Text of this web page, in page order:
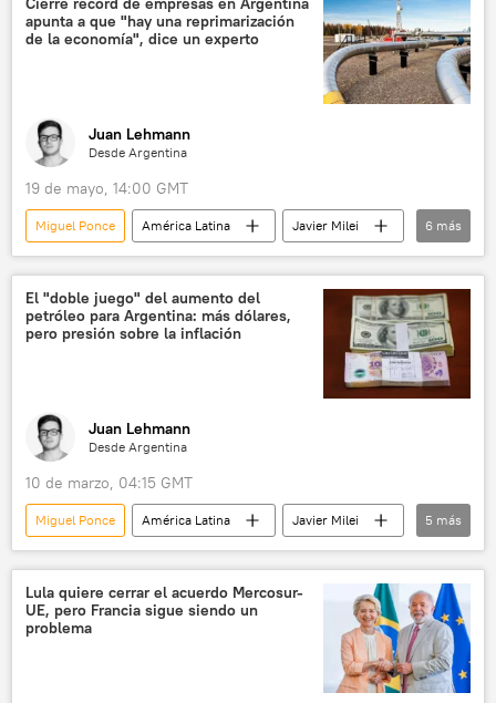
apunta a que "hay una reprimarización
de la economía", dice un experto
Juan Lehmann
Desde Argentina
19 de mayo, 14:00 GMT
Miguel Ponce América Latina
Javier Milei
Argentina
Vaca Muerta
Patagonia
Neuquén
Andrés Asiain
💬 Opinión y Análisis
6 más
El "doble juego" del aumento del
petróleo para Argentina: más dólares,
pero presión sobre la inflación
Juan Lehmann
Desde Argentina
10 de marzo, 04:15 GMT
Miguel Ponce América Latina
Javier Milei
Argentina
Vaca Muerta
💬 Opinión y Análisis
petróleo
📈 Mercados y finanzas
5 más
Lula quiere cerrar el acuerdo Mercosur-
UE, pero Francia sigue siendo un
problema